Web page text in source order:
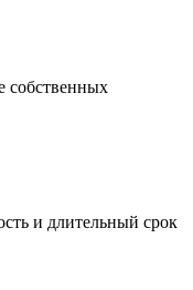
собственных
и длительный срок